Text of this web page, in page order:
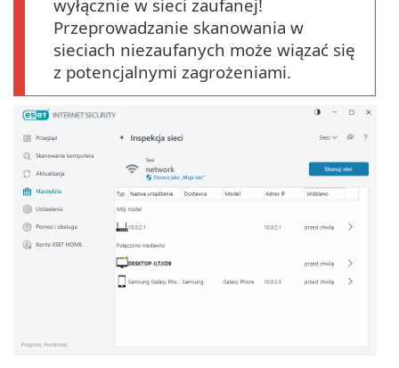
wyłącznie w sieci zaufanej!
Przeprowadzanie skanowania w
sieciach niezaufanych może wiązać się
z potencjalnymi zagrożeniami.